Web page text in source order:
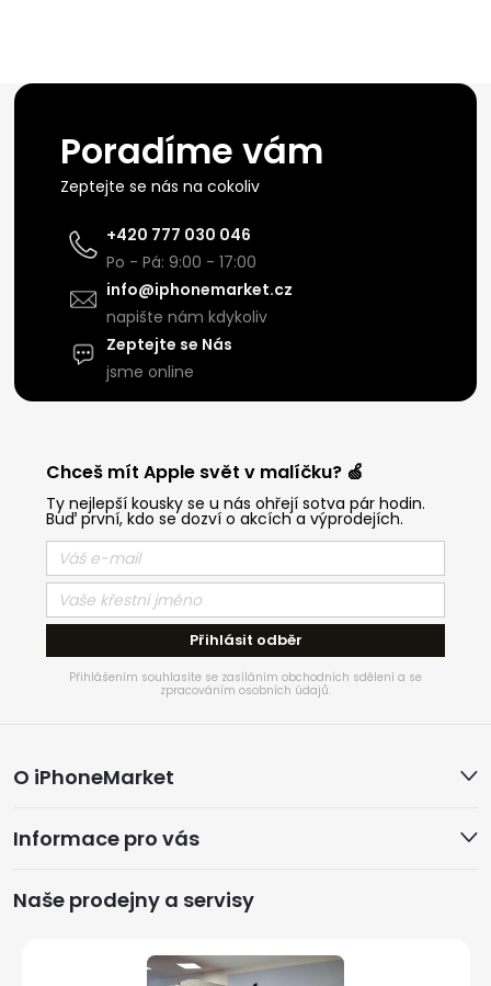
Poradíme vám
Zeptejte se nás na cokoliv
+420 777 030 046
Po - Pá: 9:00 - 17:00
info@iphonemarket.cz
napište nám kdykoliv
Zeptejte se Nás
jsme online
Chceš mít Apple svět v malíčku? 🍏
Ty nejlepší kousky se u nás ohřejí sotva pár hodin.
Buď první, kdo se dozví o akcích a výprodejích.
Přihlásit odběr
Přihlášením souhlasíte se zasíláním obchodních sdělení a se
zpracováním osobních údajů.
á
p
a
O iPhoneMarket
Informace pro vás
Naše prodejny a servisy